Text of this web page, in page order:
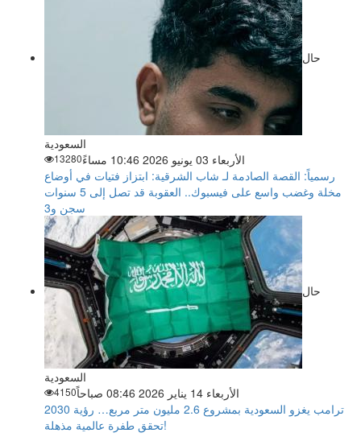
حال
السعودية
الأربعاء 03 يونيو 2026 10:46 مساءً
13280
رسمياً: القصة الصادمة لـ شاب الشرقية: ابتزاز فتيات في أوضاع
مخلة وغضب واسع على فيسبوك.. العقوبة قد تصل إلى 5 سنوات
سجن و3
حال
السعودية
الأربعاء 14 يناير 2026 08:46 صباحاً
4150
ترامب يغزو السعودية بمشروع 2.6 مليون متر مربع… رؤية 2030
تحقق طفرة عالمية مذهلة!